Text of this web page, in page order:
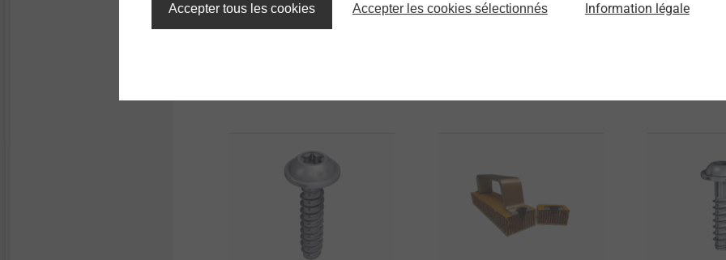
dans la matière plastique, permettant d’obtenir une augmentation du couple.
Accepter tous les cookies Accepter les cookies sélectionnés Information légale